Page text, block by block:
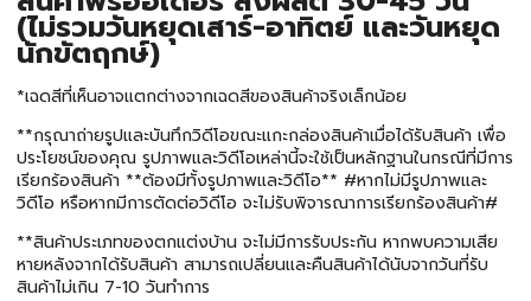
(ไม่รวมวันหยุดเสาร์-อาทิตย์ และวันหยุด
นักขัตฤกษ์)
*เฉดสีที่เห็นอาจแตกต่างจากเฉดสีของสินค้าจริงเล็กน้อย
**กรุณาถ่ายรูปและบันทึกวิดีโอขณะแกะกล่องสินค้าเมื่อได้รับสินค้า เพื่อ
ประโยชน์ของคุณ รูปภาพและวิดีโอเหล่านี้จะใช้เป็นหลักฐานในกรณีที่มีการ
เรียกร้องสินค้า **ต้องมีทั้งรูปภาพและวิดีโอ** #หากไม่มีรูปภาพและ
วิดีโอ หรือหากมีการตัดต่อวิดีโอ จะไม่รับพิจารณาการเรียกร้องสินค้า#
**สินค้าประเภทของตกแต่งบ้าน จะไม่มีการรับประกัน หากพบความเสีย
หายหลังจากได้รับสินค้า สามารถเปลี่ยนและคืนสินค้าได้นับจากวันที่รับ
สินค้าไม่เกิน 7-10 วันทำการ